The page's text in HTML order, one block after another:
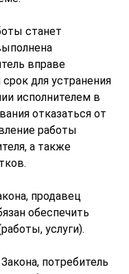
станет
вправе
для устранения
исполнителем в
отказаться от
работы
а также
продавец
обеспечить
услуги).
потребитель